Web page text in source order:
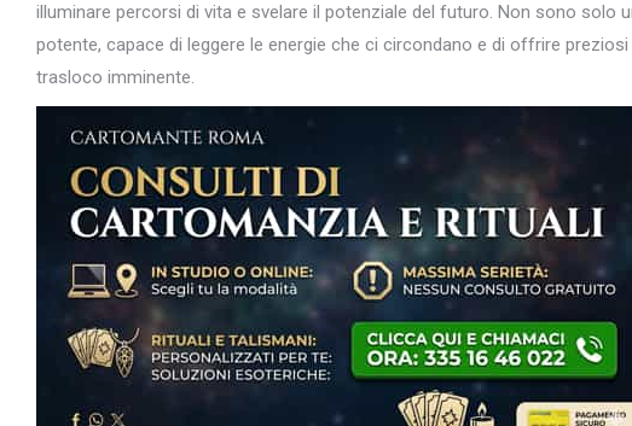
illuminare percorsi di vita e svelare il potenziale del futuro. Non sono solo
potente, capace di leggere le energie che ci circondano e di offrire
trasloco imminente.